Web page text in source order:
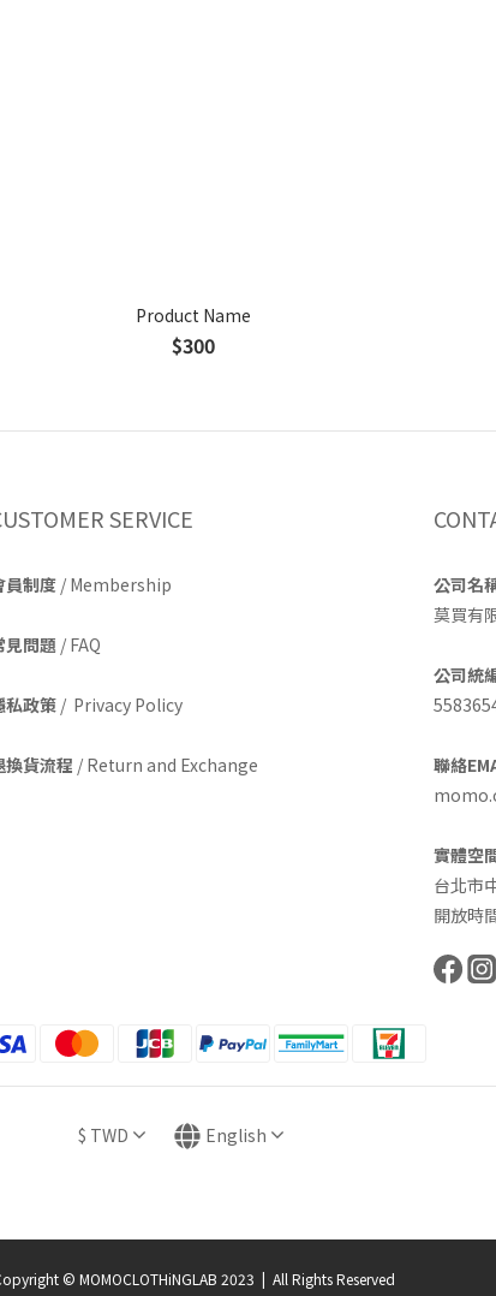
Product Name
$300
SERVICE
員制度 / Membership
見問題 / FAQ
私政策 / Privacy Policy
換貨流程 / Return and Exchange
公司名
莫買有
公司統
聯絡
實體空
台北市
開放時
$ TWD English
© MOMOCLOTHiNGLAB 2023 | All Rights Reserved